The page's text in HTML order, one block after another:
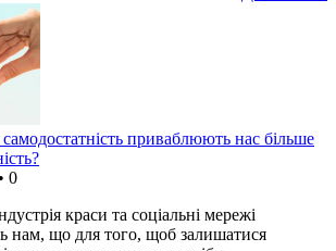
приваблюють нас більше
• 0
краси та соціальні мережі
нам, що для того, щоб залишатися